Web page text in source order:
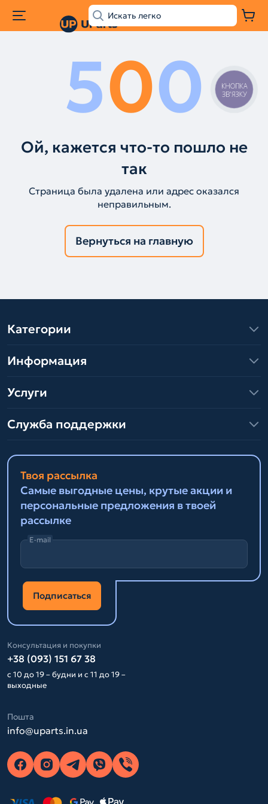
500
Ой, кажется что-то пошло не
так
Страница была удалена или адрес оказался
неправильным.
Вернуться на главную
Категории
Информация
Услуги
Служба поддержки
Твоя рассылка
Самые выгодные цены, крутые акции и
персональные предложения в твоей
рассылке
E-mail
Подписаться
Консультация и покупки
+38 (093) 151 67 38
с 10 до 19 – будни и с 11 до 19 –
выходные
Пошта
info@uparts.in.ua
КНОПКА
ЗВ'ЯЗКУ